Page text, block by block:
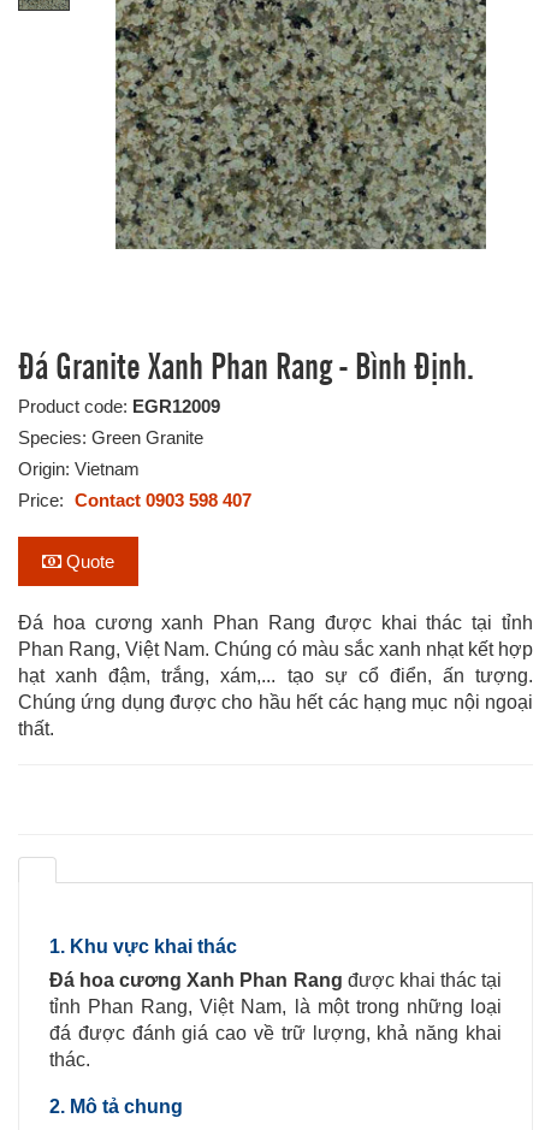
Đá Granite Xanh Phan Rang - Bình Định.
Product code: EGR12009
Species: Green Granite
Origin: Vietnam
Price: Contact 0903 598 407
Quote
Đá hoa cương xanh Phan Rang được khai thác tại tỉnh
Phan Rang, Việt Nam. Chúng có màu sắc xanh nhạt kết hợp
hạt xanh đậm, trắng, xám,... tạo sự cổ điển, ấn tượng.
Chúng ứng dụng được cho hầu hết các hạng mục nội ngoại
thất.
1. Khu vực khai thác
Đá hoa cương Xanh Phan Rang được khai thác tại
tỉnh Phan Rang, Việt Nam, là một trong những loại
đá được đánh giá cao về trữ lượng, khả năng khai
thác.
2. Mô tả chung